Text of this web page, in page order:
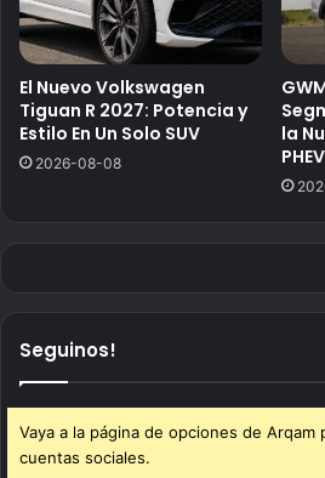
El Nuevo Volkswagen
Tiguan R 2027: Potencia y
Estilo En Un Solo SUV
2026-08-08
la
PHEV
Seguinos!
Vaya a la página de opciones de Arqam
cuentas sociales.